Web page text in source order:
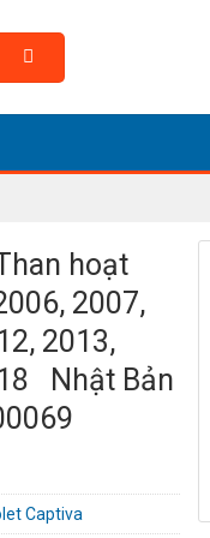
hoạt
2007,
2013,
Nhật Bản
Captiva